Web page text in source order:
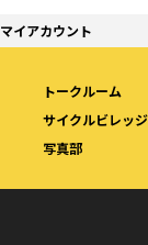
マイアカウント
トークルーム
サイクルビレッ
写真部